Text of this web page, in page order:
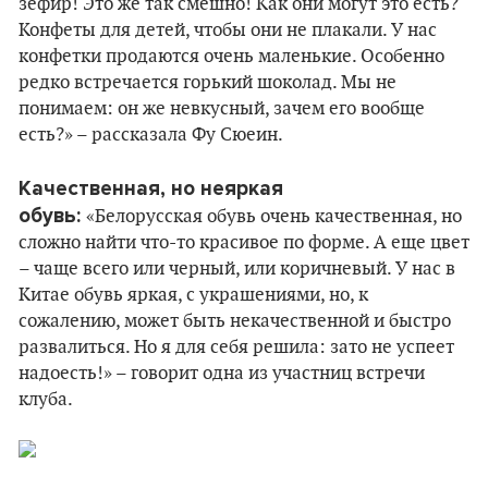
зефир! Это же так смешно! Как они могут это есть?
Конфеты для детей, чтобы они не плакали. У нас
конфетки продаются очень маленькие. Особенно
редко встречается горький шоколад. Мы не
понимаем: он же невкусный, зачем его вообще
есть?» – рассказала Фу Сюеин.
Качественная, но неяркая
обувь: «Белорусская обувь очень качественная, но
сложно найти что-то красивое по форме. А еще цвет
– чаще всего или черный, или коричневый. У нас в
Китае обувь яркая, с украшениями, но, к
сожалению, может быть некачественной и быстро
развалиться. Но я для себя решила: зато не успеет
надоесть!» – говорит одна из участниц встречи
клуба.